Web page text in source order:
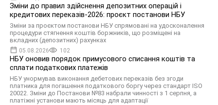
Зміни до правил здійснення депозитних операцій і
кредитових переказів-2026: проєкт постанови НБУ
Зміни за проєктом постанови НБУ спрямовані на удосконалення
процедури стягнення коштів боржників, що розміщені на
вкладних (депозитних) рахунках
05.08.2026 102
НБУ оновив порядок примусового списання коштів та
сплати податкових платежів
НБУ унормував виконання дебетових переказів без згоди
платника для погашення податкового боргу через стандарт ISO
20022. Зміни до Постанови №83 набрали чинності з 1 серпня, а
платіжні установи мають місяць для адаптації